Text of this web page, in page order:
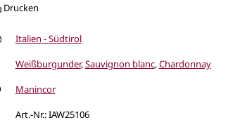
Drucken
Italien - Südtirol
Weißburgunder,Sauvignon blanc,Chardonnay
Manincor
Art.-Nr.: IAW25106